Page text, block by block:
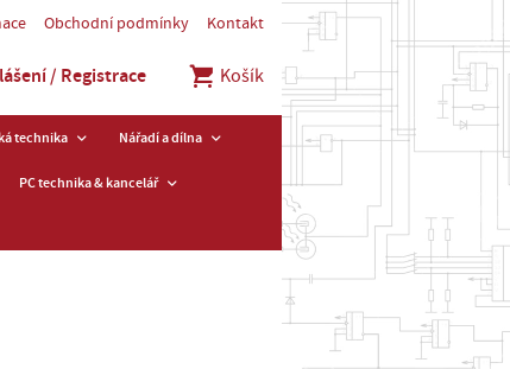
Obchodní podmínky Kontakt
/ Registrace Košík
technika Nářadí a dílna
PC technika & kancelář